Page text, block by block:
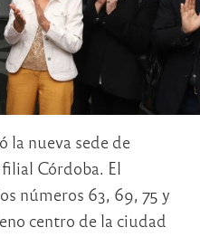
la nueva sede de
Córdoba. El
números 63, 69, 75 y
centro de la ciudad